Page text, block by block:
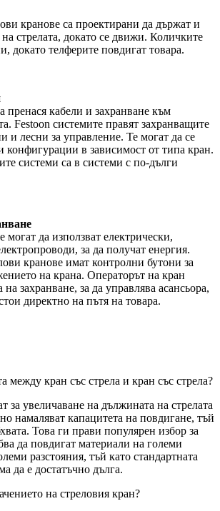
кранове са проектирани да държат и
на стрелата, докато се движи. Количките
докато телферите повдигат товара.
пренася кабели и захранване към
Festoon системите правят захранващите
и лесни за управление. Те могат да се
конфигурации в зависимост от типа кран.
системи са в системи с по-дълги
могат да използват електрически,
за да получат енергия.
кранове имат контролни бутони за
на крана. Операторът на кран
захранване, за да управлява асансьора,
директно на пътя на товара.
между кран със стрела и кран със стрела?
за увеличаване на дължината на стрелата
намаляват капацитета на повдигане, тъй
Това ги прави популярен избор за
да повдигат материали на големи
разстояния, тъй като стандартната
да е достатъчно дълга.
на стреловия кран?